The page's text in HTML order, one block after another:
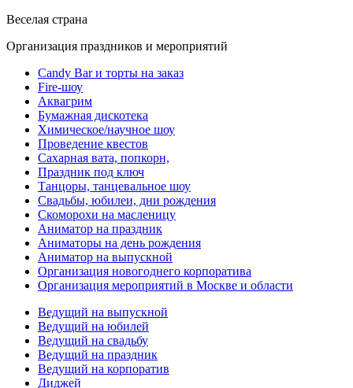
Веселая страна
Организация праздников и мероприятий
Candy Bar и торты на заказ
Fire-шоу
Аквагрим
Бумажная дискотека
Химическое/научное шоу
Проведение квестов
Сахарная вата, попкорн,
Праздник под ключ
Танцоры, танцевальное шоу
Свадьбы, юбилеи, дни рождения
Скоморохи на масленицу
Аниматор на праздник
Аниматоры на день рождения
Аниматор на выпускной
Организация новогоднего корпоратива
Организация мероприятий в Москве и области
Ведущий на выпускной
Ведущий на юбилей
Ведущий на свадьбу
Ведущий на праздник
Ведущий на корпоратив
Диджей